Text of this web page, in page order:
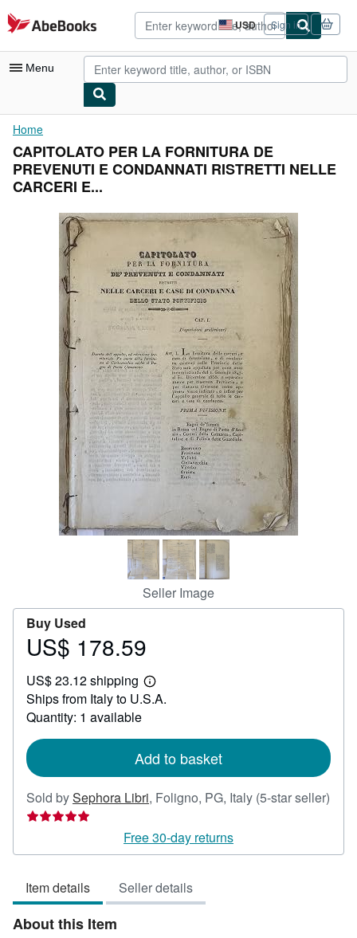
Skip to main content
AbeBooks.com USD
Site
shopping
preferences
Sign in
Menu
My Account
My Purchases
Advanced Search
Browse Collections
Rare Books
Art & Collectibles
Textbooks
Start Selling
CLOSE
Home
CAPITOLATO PER LA FORNITURA DE
PREVENUTI E CONDANNATI RISTRETTI NELLE
CARCERI E...
Seller Image
Buy Used
Price
178.59
US$ 178.59
US$ 23.12 shipping
Learn
more
Ships from Italy to U.S.A.
Quantity: 1 available
Add to basket
Sold bySephora Libri, Foligno, PG, Italy (5-star seller)
Seller
5
of
5
stars
Free 30-day returns
Item details Seller details
About this Item